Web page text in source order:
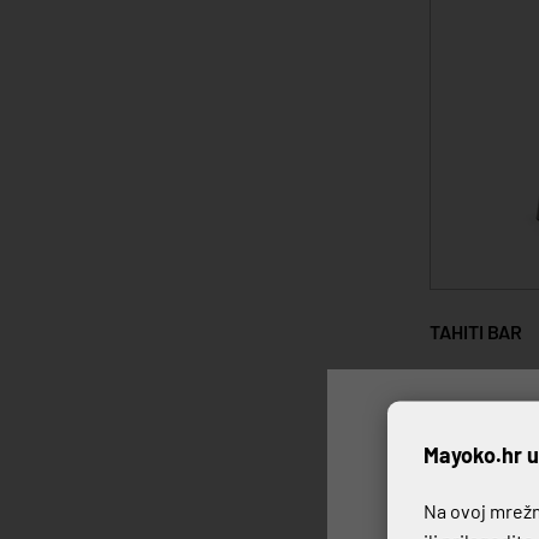
TAHITI BAR
280,00 €
Mayoko.hr
Na ovoj